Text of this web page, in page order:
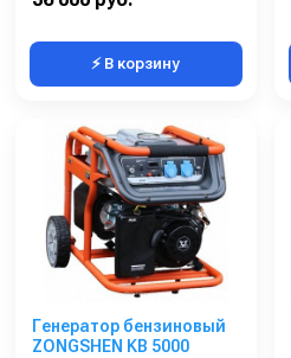
⚡ В корзину
Генератор бензиновый
ZONGSHEN KB 5000